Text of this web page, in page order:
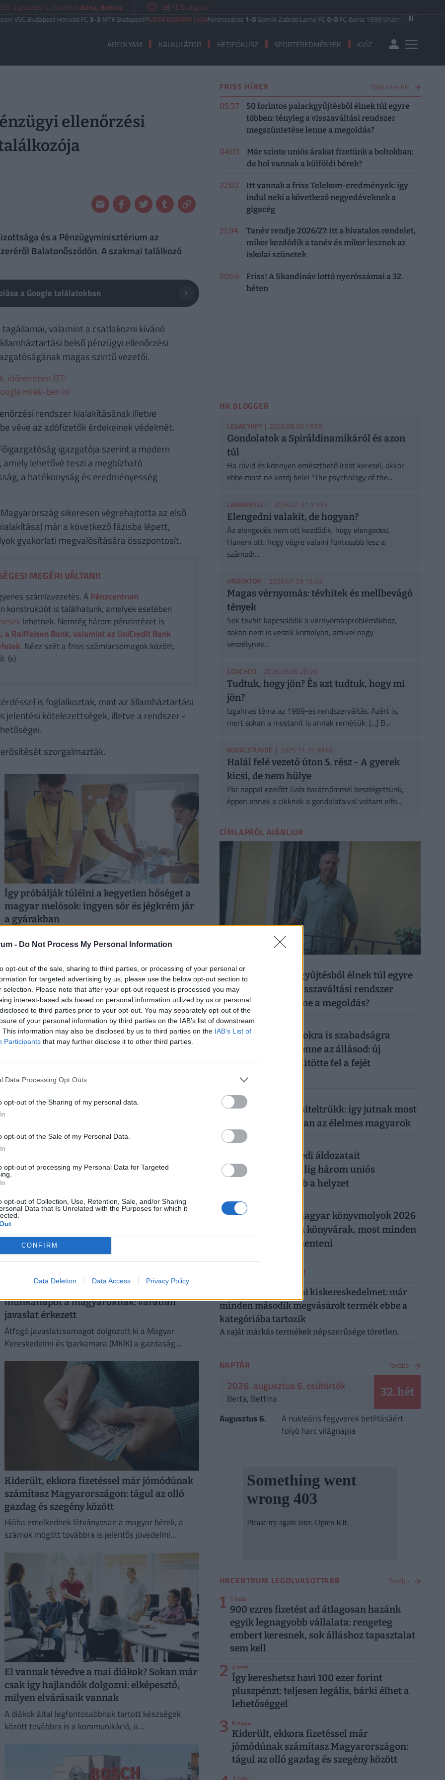
- Do Not Process My Personal Information
opt-out of the sale, sharing to third parties, or processing of your personal or
for targeted advertising by us, please use the below opt-out section to
selection. Please note that after your opt-out request is processed you may
interest-based ads based on personal information utilized by us or personal
to third parties prior to your opt-out. You may separately opt-out of the
of your personal information by third parties on the IAB’s list of downstream
This information may also be disclosed by us to third parties on the IAB’s List of
Participants that may further disclose it to other third parties.
Data Processing Opt Outs
opt-out of the Sharing of my personal data.
opt-out of the Sale of my Personal Data.
opt-out of processing my Personal Data for Targeted
opt-out of Collection, Use, Retention, Sale, and/or Sharing
Data that Is Unrelated with the Purposes for which it
CONFIRM
Data Deletion Data Access Privacy Policy
augusztus 6. csütörtök Berta, Bettina 28 °C Budapest
Budapest Honvéd FC3-3MTK Budapest UEFA EURÓPA LIGAFerencváros1-0Gornik Zabrze|Larne FC 0-0FC Iberia 1999|Shamrock Rovers3-1
ÁRFOLYAM KALKULÁTOR HETIFÓKUSZ SPORTEREDMÉNYEK KVÍZ
ellenőrzési
és a Pénzügyminisztérium az
Balatonőszödön. A szakmai találkozó
a Google találatokban
valamint a csatlakozni kívánó
belső pénzügyi ellenőrzési
magas szintű vezetői.
időrendben ITT!
Hírek-ben is!
rendszer kialakításának illetve
véve az adófizetők érdekeinek védelmét.
igazgatója szerint a modern
lehetővé teszi a megbízható
a hatékonyság és eredményesség
sikeresen végrehajtotta az első
már a következő fázisba lépett,
gyakorlati megvalósítására összpontosít.
MEGÉRI VÁLTANI!
számlavezetés. APénzcentrum
konstrukciót is találhatunk, amelyek esetében
lehetnek. Nemrég három pénzintézet is
a Raiffeisen Bank, valamint az UniCredit Bank
. Nézz szét a friss számlacsomagok között,
(x)
is foglalkoztak, mint az államháztartási
jelentési kötelezettségek, illetve a rendszer -
szorgalmazták.
Így próbálják túlélni a kegyetlen hőséget a
magyar melósok: ingyen sör és jégkrém jár
a gyárakban
kormányzati elvárásokkal összhangban a cégeknek az
Kegyetlen hetek várnak a dolgozó
magyarokra: életveszélyes csapdát rejt ez az
időszak
komoly fizikai és mentális terhet jelenthet a dolgozók
számára.
munkanapot a magyaroknak: váratlan
javaslat érkezett
Átfogó javaslatcsomagot dolgozott ki a Magyar
Kereskedelmi és Iparkamara (MKIK) a gazdaság
energiaválság kezelése érdekében.
Kiderült, ekkora fizetéssel már jómódúnak
számítasz Magyarországon: tágul az olló
gazdag és szegény között
Hiába emelkednek látványosan a magyar bérek, a
számok mögött továbbra is jelentős jövedelmi
El vannak tévedve a mai diákok? Sokan már
csak így hajlandók dolgozni: elképesztő,
milyen elvárásaik vannak
A diákok által legfontosabbnak tartott készségek
között továbbra is a kommunikáció, a
FRISS HÍREK Több friss hír
05:37
50 forintos palackgyűjtésből élnek túl egyre
többen: tényleg a visszaváltási rendszer
megszüntetése lenne a megoldás?
04:03
Már szinte uniós árakat fizetünk a boltokban:
de hol vannak a külföldi bérek?
22:02
Itt vannak a friss Telekom-eredmények: így
indul neki a következő negyedéveknek a
gigacég
21:34
Tanév rendje 2026/27: itt a hivatalos rendelet,
mikor kezdődik a tanév és mikor lesznek az
iskolai szünetek
20:59
Friss! A Skandináv lottó nyerőszámai a 32.
héten
HR BLOGGER
LEGACYKFT| 2026.08.03 13:05
Gondolatok a Spiráldinamikáról és azon
túl
Ha rövid és könnyen emészthető írást keresel, akkor
ebbe most ne kezdj bele! "The psychology of the...
LASKAINELLI | 2026.07.31 11:05
Elengedni valakit, de hogyan?
Az elengedés nem ott kezdődik, hogy elengeded.
Hanem ott, hogy végre valami fontosabb lesz a
számodr...
HRDOKTOR | 2026.07.29 13:52
Magas vérnyomás: tévhitek és mellbevágó
tények
Sok tévhit kapcsolódik a vérnyomásproblémákhoz,
sokan nem is veszik komolyan, amivel nagy
veszélynek...
COACHCO | 2026.05.05 20:26
Tudtuk, hogy jön? És azt tudtuk, hogy mi
jön?
Izgalmas téma az 1989-es rendszerváltás. Azért is,
mert sokan a mostanit is annak reméljük. [...] B...
KOVACSTUNDE | 2025.11.15 08:00
Halál felé vezető úton 5. rész - A gyerek
kicsi, de nem hülye
Pár nappal ezelőtt Gabi barátnőmmel beszélgettünk,
éppen ennek a cikknek a gondolataival voltam elfo...
CÍMLAPRÓL AJÁNLJUK
2026. augusztus 6.
50 forintos palackgyűjtésből élnek túl egyre
többen: tényleg a visszaváltási rendszer
megszüntetése lenne a megoldás?
2026. augusztus 5.
Így mehetsz hónapokra is szabadságra
anélkül, hogy rámenne az állásod: új
munkahelyi fogás ütötte fel a fejét
Magyarországon
2026. augusztus 5.
Működik a legális hiteltrükk: így jutnak most
milliókhoz olcsóbban az élelmes magyarok
2026. augusztus 5.
Csendes gyilkos szedi áldozatait
Magyarországon: alig három uniós
országban rosszabb a helyzet
2026. augusztus 5.
Így trükköznek a magyar könyvmolyok 2026
nyarán: elszálltak a könyvárak, most minden
forintot meg kell menteni
ERRŐL NE MARADJ LE!
Letarolták az európai kiskereskedelmet: már
minden második megvásárolt termék ebbe a
kategóriába tartozik
A saját márkás termékek népszerűsége töretlen.
NAPTÁR Tovább
2026. augusztus 6. csütörtök
Berta, Bettina 32. hét
Augusztus 6.
A nukleáris fegyverek betiltásáért
folyó harc világnapja
HRCENTRUM LEGOLVASOTTABB Tovább
1 1 hete
900 ezres fizetést ad átlagosan hazánk
egyik legnagyobb vállalata: rengeteg
embert keresnek, sok álláshoz tapasztalat
sem kell
2 4 hete
Így kereshetsz havi 100 ezer forint
pluszpénzt: teljesen legális, bárki élhet a
lehetőséggel
3 6 napja
Kiderült, ekkora fizetéssel már
jómódúnak számítasz Magyarországon:
tágul az olló gazdag és szegény között